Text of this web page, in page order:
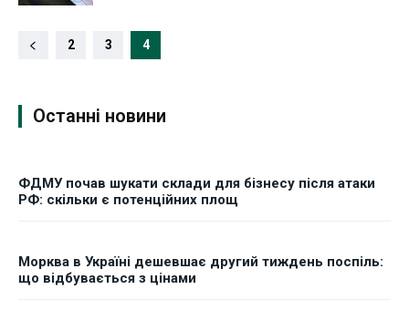
2 3 4
Останні новини
ФДМУ почав шукати склади для бізнесу після атаки
РФ: скільки є потенційних площ
Морква в Україні дешевшає другий тиждень поспіль:
що відбувається з цінами